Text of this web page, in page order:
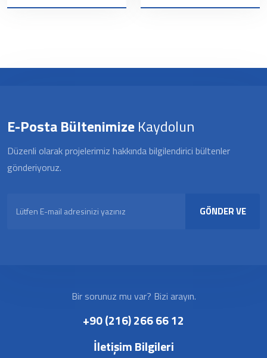
E-Posta BültenimizeKaydolun
Düzenli olarak projelerimiz hakkında bilgilendirici bültenler
gönderiyoruz.
GÖNDER VE
Bir sorunuz mu var? Bizi arayın.
+90 (216) 266 66 12
İletişim Bilgileri